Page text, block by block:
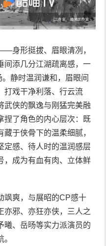
形挺拔、眉眼清冽，
间添几分江湖疏离感，一
静时温润谦和，眉眼间
打戏干净利落、行云流
武侠的飘逸与刚猛完美融
捏了角色的内心层次：既
于侠骨下的温柔细腻，
定感、待人时的温润感层
，成为有血有肉、立体鲜
爽，与展昭的CP感十
亦邪、亦狂亦侠，三人之
曦、岳旸等实力派演员的